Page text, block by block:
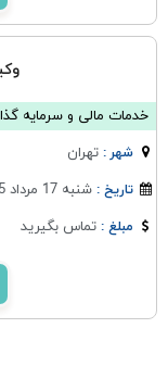
خدمات مالی و سرمایه
شهر :تهران
تاریخ :شنبه 17 مرداد 1405
مبلغ :تماس بگیرید